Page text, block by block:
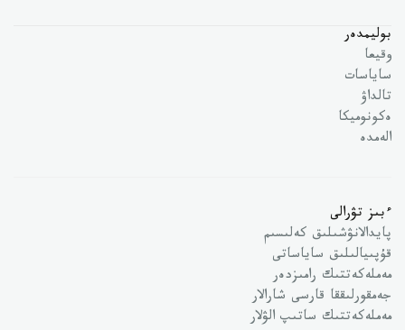
بوليمدەر
وقيعا
ساياسات
تالداۋ
ەكونوميكا
الەمدە
ءبىز تۋرالى
پايدالانۋشىلىق كەلىسىم
قۇپىيالىلىق ساياساتى
مەملەكەتتىك رامىزدەر
جەمقورلىققا قارسى شارالار
مەملەكەتتىك ساتىپ الۋلار